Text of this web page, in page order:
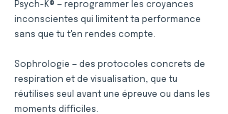
Psych-K® — reprogrammer les croyances
inconscientes qui limitent ta performance
sans que tu t'en rendes compte.
Sophrologie — des protocoles concrets de
respiration et de visualisation, que tu
réutilises seul avant une épreuve ou dans les
moments difficiles.